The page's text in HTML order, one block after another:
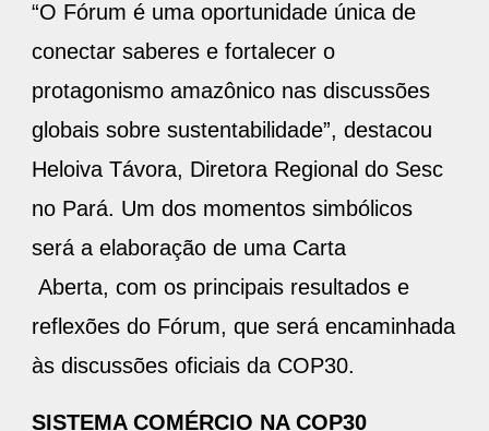
“O Fórum é uma oportunidade única de
conectar saberes e fortalecer o
protagonismo amazônico nas discussões
globais sobre sustentabilidade”, destacou
Heloiva Távora, Diretora Regional do Sesc
no Pará. Um dos momentos simbólicos
será a elaboração de uma Carta
Aberta, com os principais resultados e
reflexões do Fórum, que será encaminhada
às discussões oficiais da COP30.
SISTEMA COMÉRCIO NA COP30